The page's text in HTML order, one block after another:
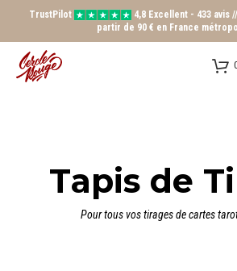
TrustPilot
4,8 Excellent - 433
partir de 90 € en France
Tapis de
Pour tous vos tirages de cartes